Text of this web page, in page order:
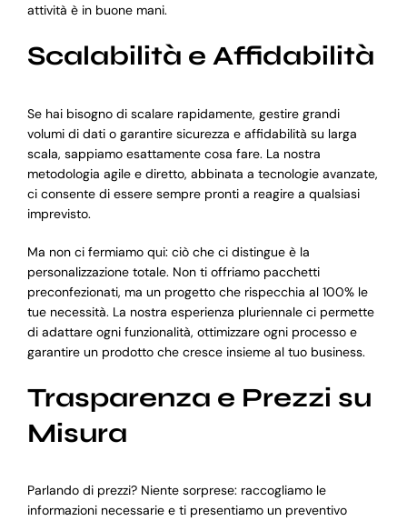
attività è in buone mani.
Scalabilità e Affidabilità
Se hai bisogno di scalare rapidamente, gestire grandi
volumi di dati o garantire sicurezza e affidabilità su larga
scala, sappiamo esattamente cosa fare. La nostra
metodologia agile e diretto, abbinata a tecnologie avanzate,
ci consente di essere sempre pronti a reagire a qualsiasi
imprevisto.
Ma non ci fermiamo qui: ciò che ci distingue è la
personalizzazione totale. Non ti offriamo pacchetti
preconfezionati, ma un progetto che rispecchia al 100% le
tue necessità. La nostra esperienza pluriennale ci permette
di adattare ogni funzionalità, ottimizzare ogni processo e
garantire un prodotto che cresce insieme al tuo business.
Trasparenza e Prezzi su
Misura
Parlando di prezzi? Niente sorprese: raccogliamo le
informazioni necessarie e ti presentiamo un preventivo